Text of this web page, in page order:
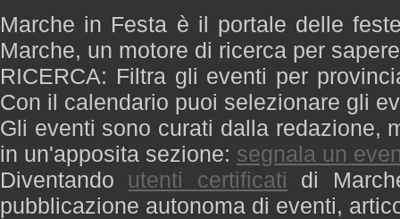
Marche in Festa è il portale delle
Marche, un motore di ricerca per
RICERCA: Filtra gli eventi per
Con il calendario puoi selezionare gli
Gli eventi sono curati dalla redazione,
in un'apposita sezione: segnala un
Diventando utenti certificati di
pubblicazione autonoma di eventi,